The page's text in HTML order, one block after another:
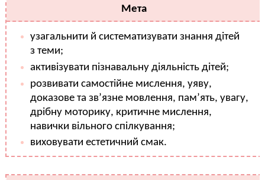
Мета
узагальнити й систематизувати знання дітей
з теми;
активізувати пізнавальну діяльність дітей;
розвивати самостійне мислення, уяву,
доказове та зв’язне мовлення, пам’ять, увагу,
дрібну моторику, критичне мислення,
навички вільного спілкування;
виховувати естетичний смак.